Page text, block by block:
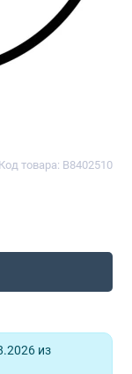
Код товара: B8402510
из